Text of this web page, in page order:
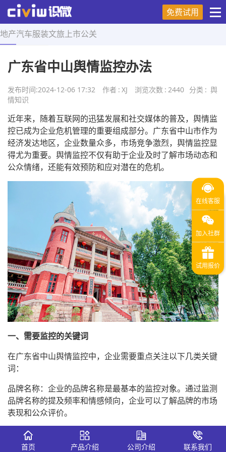
免费试用
地产汽车服装文旅 上市公关
首页 > 舆情知识 > 正文
广东省中山舆情监控办法
发布时间:2024-12-06 17:32 作者 : XJ 浏览次数 : 2440 分类 : 舆
情知识
近年来，随着互联网的迅猛发展和社交媒体的普及，舆情监
控已成为企业危机管理的重要组成部分。广东省中山市作为
经济发达地区，企业数量众多，市场竞争激烈，舆情监控显
得尤为重要。舆情监控不仅有助于企业及时了解市场动态和
公众情绪，还能有效预防和应对潜在的危机。
一、需要监控的关键词
在广东省中山舆情监控中，企业需要重点关注以下几类关键
词：
品牌名称：企业的品牌名称是最基本的监控对象。通过监测
品牌名称的提及频率和情感倾向，企业可以了解品牌的市场
表现和公众评价。
产品和服务：具体的产品名称、服务类型以及相关的用户体
验反馈也是重要的监控内容。这有助于企业及时发现产品或
首页 产品介绍 公司介绍 联系我们